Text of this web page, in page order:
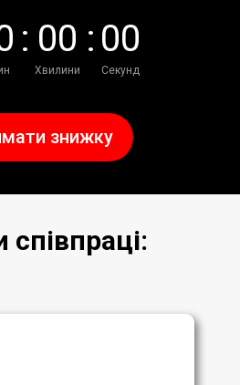
: 00
Хвилини
: 00
Секунд
знижку